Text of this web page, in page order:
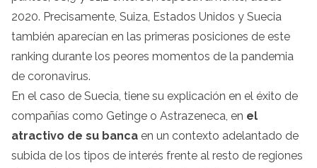
2020. Precisamente, Suiza, Estados Unidos y Suecia
también aparecían en las primeras posiciones de este
ranking durante los peores momentos de la pandemia
de coronavirus.
En el caso de Suecia, tiene su explicación en el éxito de
compañías como Getinge o Astrazeneca, en el
atractivo de su banca en un contexto adelantado de
subida de los tipos de interés frente al resto de regiones